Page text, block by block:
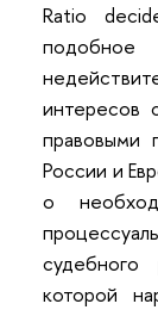
Ratio
подобное
интересов
правовыми
России и
о
судебного
которой